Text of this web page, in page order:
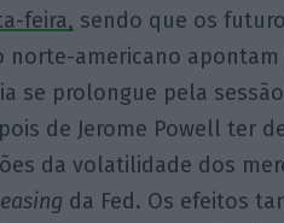
feira, sendo que os
norte-americano apontam
se prolongue pela
de Jerome Powell ter
da volatilidade dos
da Fed. Os efeitos